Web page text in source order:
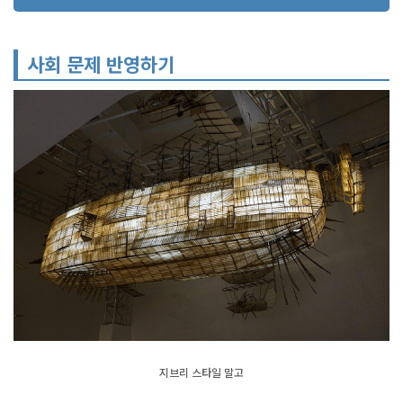
사회 문제 반영하기
지브리 스타일 말고